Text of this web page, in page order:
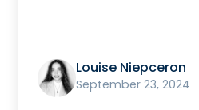
Louise Niepceron
September 23, 2024